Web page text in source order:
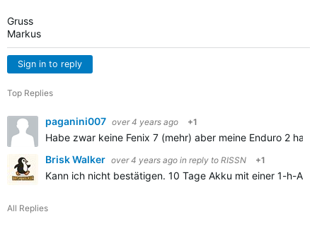
Gruss
Markus
Sign in to reply
Top Replies
paganini007 over 4 years ago +1
Habe zwar keine Fenix 7 (mehr) aber meine Enduro 2
Brisk Walker over 4 years ago in reply to RISSN +1
Kann ich nicht bestätigen. 10 Tage Akku mit einer 1-h-
All Replies